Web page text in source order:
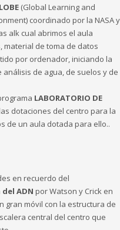
(Global Learning and
coordinado por la NASA y
alk cual abrimos el aula
de toma de datos
por ordenador, iniciando la
de agua, de suelos y de
LABORATORIO DE
dotaciones del centro para la
de un aula dotada para ello..
en recuerdo del
ADN por Watson y Crick en
gran móvil con la estructura de
central del centro que